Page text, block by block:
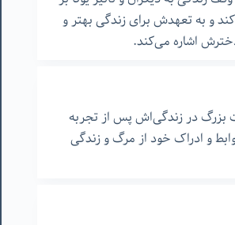
و به تعهدش برای زندگی بهتر و
اشاره می‌کند.
بزرگ در زندگی‌اش پس از تجربه
و ادراک خود از مرگ و زندگی